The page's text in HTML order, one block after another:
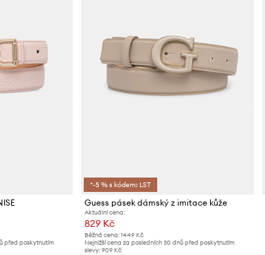
před poskytnutím
*-5 % s kódem: LST
Guess pásek dámský z imitace kůže
Aktuální cena:
829 Kč
Běžná cena: 1449 Kč
Nejnižší cena za posledních 30 dnů před poskytnutím
slevy: 909 Kč